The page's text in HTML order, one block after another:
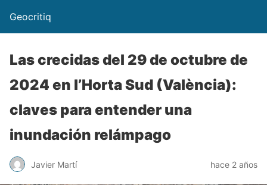
Geocritiq
Las crecidas del 29 de octubre de
2024 en l’Horta Sud (València):
claves para entender una
inundación relámpago
Javier Martí hace 2 años